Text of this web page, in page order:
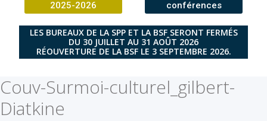
2025-2026
conférences
LES BUREAUX DE LA SPP ET LA BSF SERONT FERMÉS
DU 30 JUILLET AU 31 AOÛT 2026
RÉOUVERTURE DE LA BSF LE 3 SEPTEMBRE 2026.
Couv-Surmoi-culturel_gilbert-
Diatkine